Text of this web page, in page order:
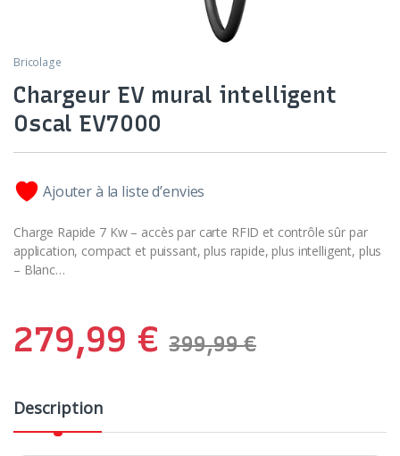
Bricolage
Chargeur EV mural intelligent
Oscal EV7000
Ajouter à la liste d’envies
Charge Rapide 7 Kw – accès par carte RFID et contrôle sûr par
application, compact et puissant, plus rapide, plus intelligent, plus
– Blanc…
279,99 € 399,99€
Description